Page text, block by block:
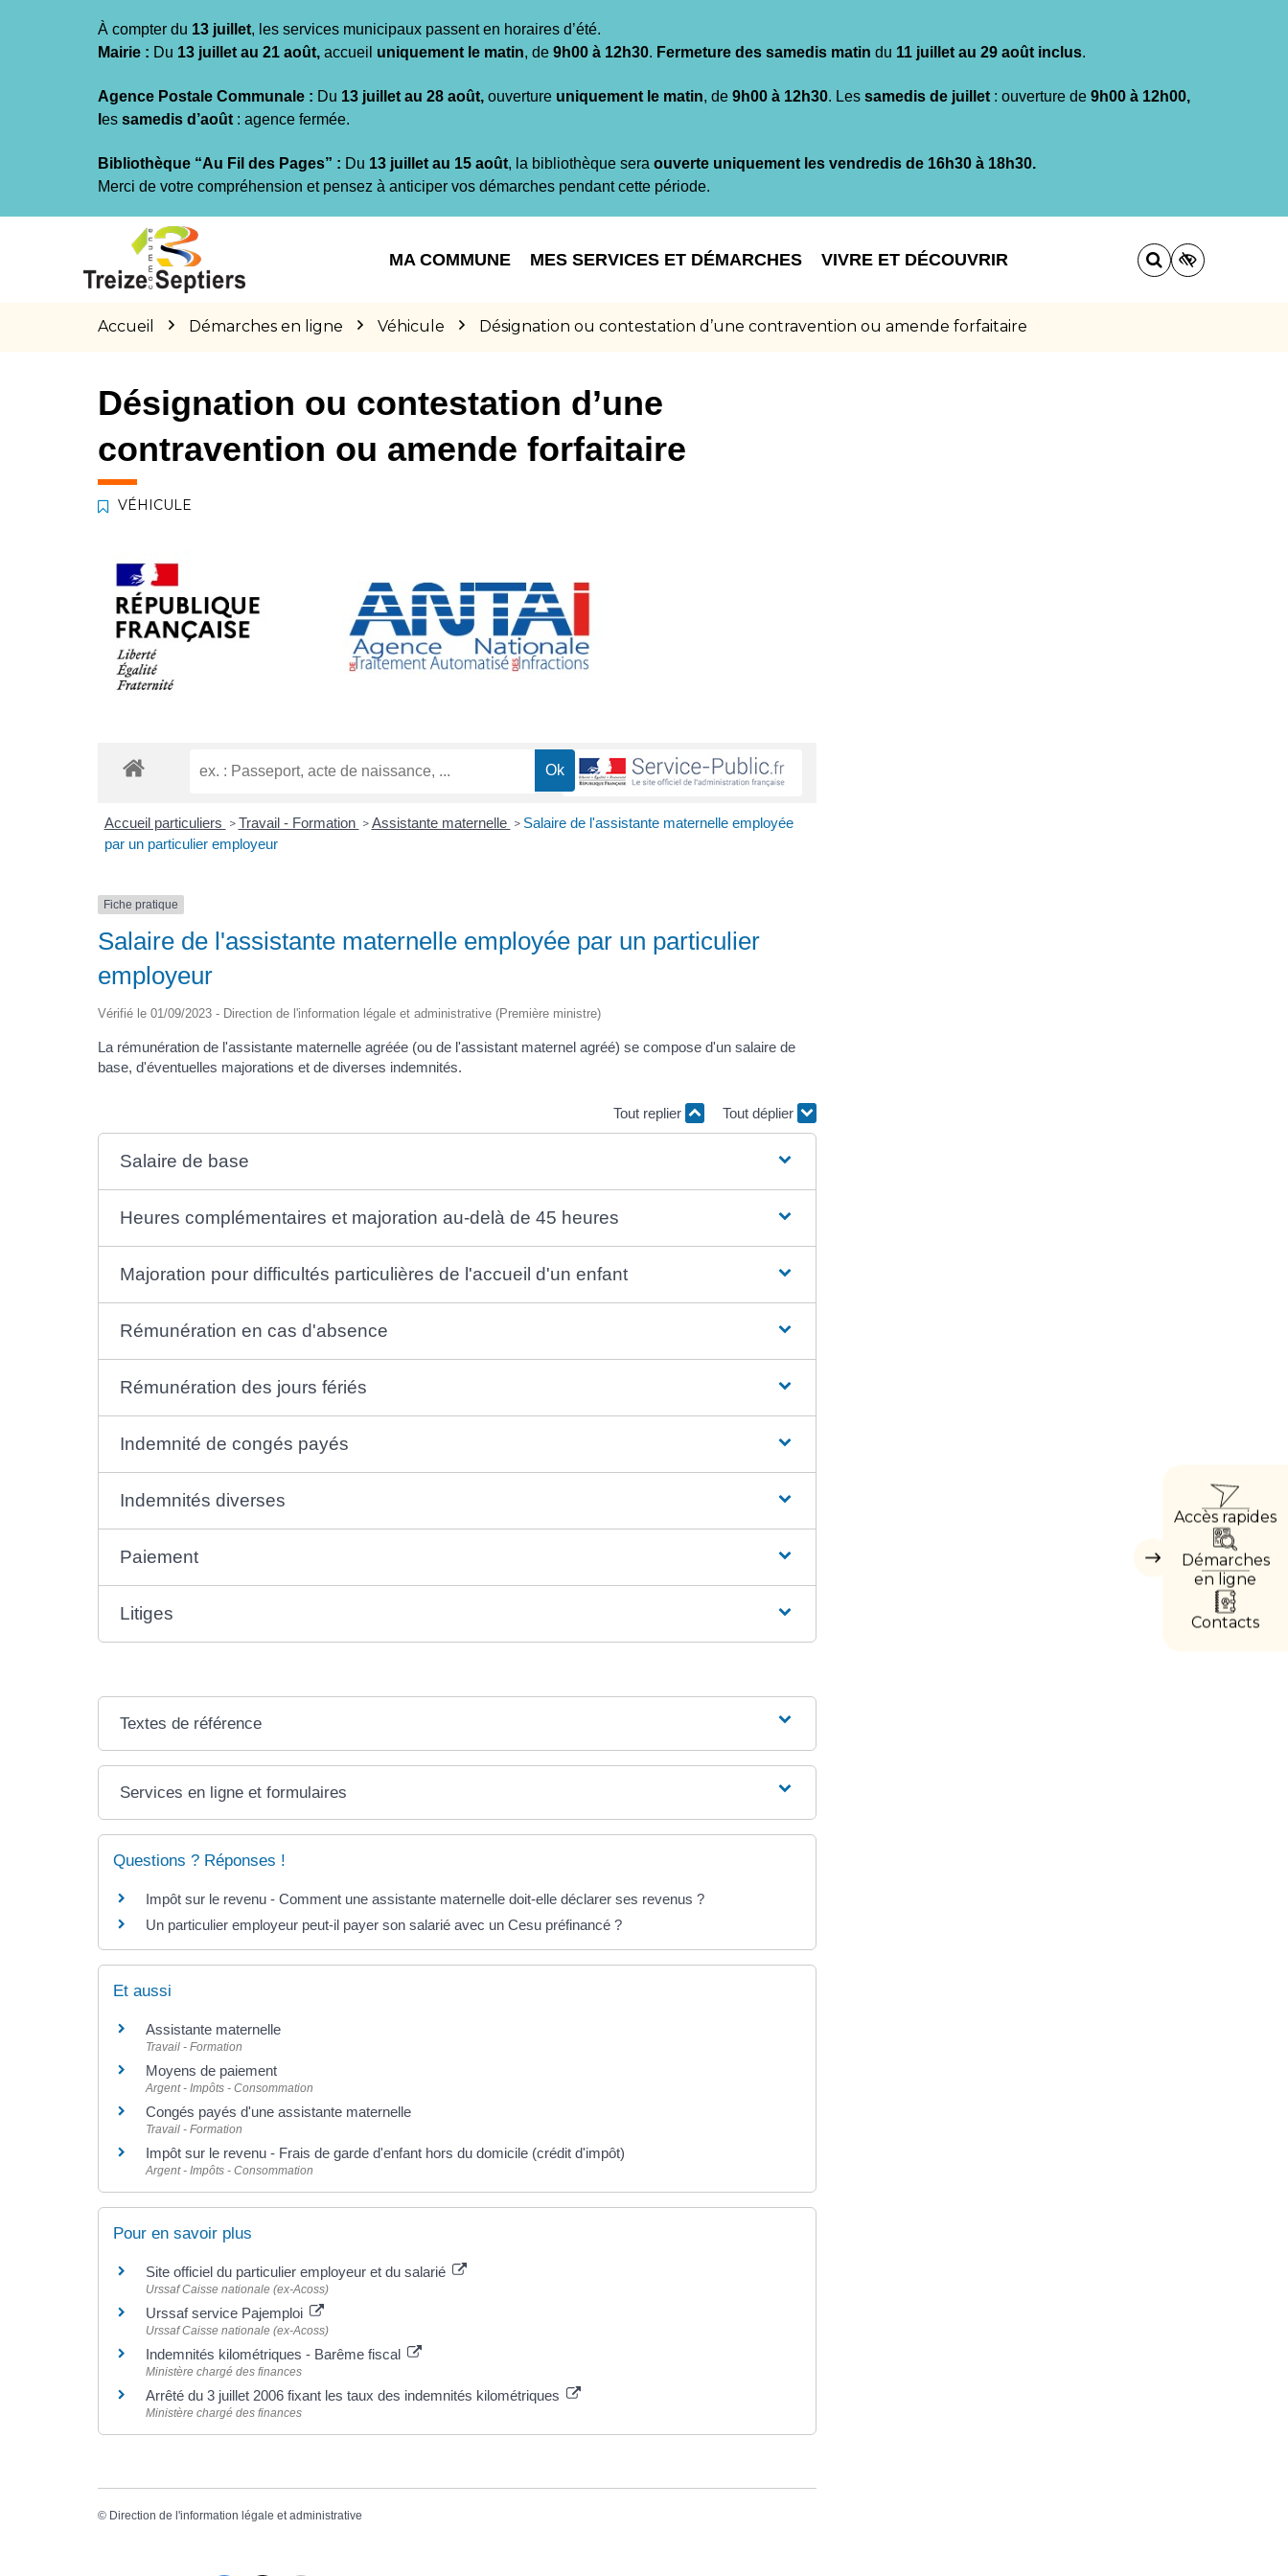
À compter du 13 juillet, les services municipaux passent en horaires d’été.
Mairie : Du 13 juillet au 21 août, accueil uniquement le matin, de 9h00 à 12h30. Fermeture des samedis matin du 11 juillet au 29 août inclus.
Agence Postale Communale : Du 13 juillet au 28 août, ouverture uniquement le matin, de 9h00 à 12h30. Les samedis de juillet : ouverture de 9h00 à 12h00,
es samedis d’août : agence fermée.
Bibliothèque “Au Fil des Pages” : Du 13 juillet au 15 août, la bibliothèque sera ouverte uniquement les vendredis de 16h30 à 18h30.
Merci de votre compréhension et pensez à anticiper vos démarches pendant cette période.
MA COMMUNE MES SERVICES ET DÉMARCHES VIVRE ET DÉCOUVRIR
Accueil Démarches en ligne Véhicule Désignation ou contestation d’une contravention ou amende forfaitaire
Masquer
Accès rapides
Démarches
en ligne
Contacts
Désignation ou contestation d’une
contravention ou amende forfaitaire
VÉHICULE
Accueil particuliers > Travail - Formation > Assistante maternelle > Salaire de l'assistante maternelle employée
par un particulier employeur
Fiche pratique
Salaire de l'assistante maternelle employée par un particulier
employeur
Vérifié le 01/09/2023 - Direction de l'information légale et administrative (Première ministre)
La rémunération de l'assistante maternelle agréée (ou de l'assistant maternel agréé) se compose d'un salaire de
base, d'éventuelles majorations et de diverses indemnités.
Tout replier Tout déplier
Salaire de base
Heures complémentaires et majoration au-delà de 45 heures
Majoration pour difficultés particulières de l'accueil d'un enfant
Rémunération en cas d'absence
Rémunération des jours fériés
Indemnité de congés payés
Indemnités diverses
Paiement
Litiges
Textes de référence
Services en ligne et formulaires
Questions ? Réponses !
Impôt sur le revenu - Comment une assistante maternelle doit-elle déclarer ses revenus ?
Un particulier employeur peut-il payer son salarié avec un Cesu préfinancé ?
Et aussi
Assistante maternelle
Travail - Formation
Moyens de paiement
Argent - Impôts - Consommation
Congés payés d'une assistante maternelle
Travail - Formation
Impôt sur le revenu - Frais de garde d'enfant hors du domicile (crédit d'impôt)
Argent - Impôts - Consommation
Pour en savoir plus
Site officiel du particulier employeur et du salarié
Urssaf Caisse nationale (ex-Acoss)
Urssaf service Pajemploi
Urssaf Caisse nationale (ex-Acoss)
Indemnités kilométriques - Barême fiscal
Ministère chargé des finances
Arrêté du 3 juillet 2006 fixant les taux des indemnités kilométriques
Ministère chargé des finances
© Direction de l'information légale et administrative